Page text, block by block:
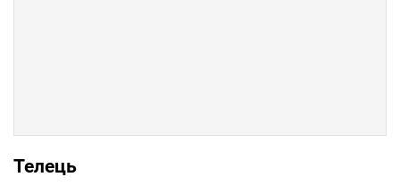
Телець